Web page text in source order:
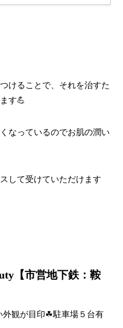
けることで、それを治すた
す💪
なっているのでお肌の潤い
して受けていただけます
【市営地下鉄：鞍
観が目印☘駐車場５台有